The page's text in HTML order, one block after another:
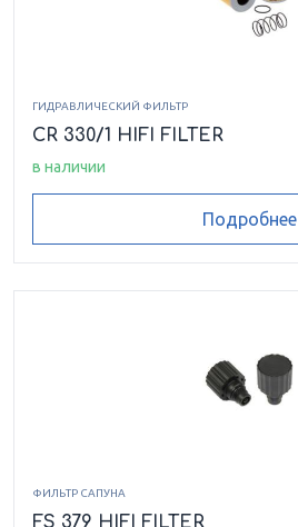
ГИДРАВЛИЧЕСКИЙ ФИЛЬТР
CR 330/1 HIFI FILTER
в наличии
Подробнее
ФИЛЬТР САПУНА